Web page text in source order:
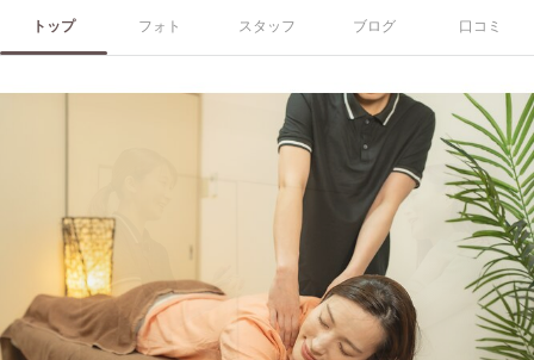
トップ フォト スタッフ ブログ 口コミ